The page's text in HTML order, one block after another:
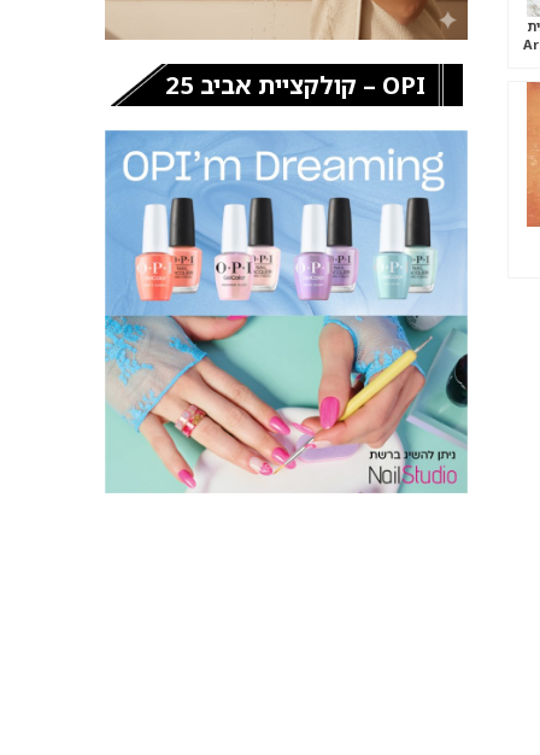
OPI – קולקציית אביב 25